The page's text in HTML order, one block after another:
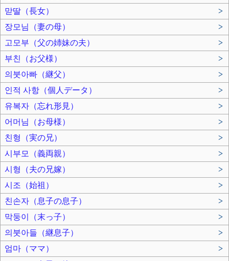
맏딸（長女）
>
장모님（妻の母）
>
고모부（父の姉妹の夫）
>
부친（お父様）
>
의붓아빠（継父）
>
인적 사항（個人データ）
>
유복자（忘れ形見）
>
어머님（お母様）
>
친형（実の兄）
>
시부모（義両親）
>
시형（夫の兄嫁）
>
시조（始祖）
>
친손자（息子の息子）
>
막둥이（末っ子）
>
의붓아들（継息子）
>
엄마（ママ）
>